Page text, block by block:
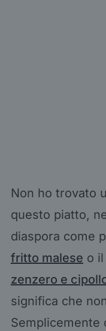
Non ho trovato
questo piatto,
diaspora come
fritto malese o il
zenzero e
significa che
Semplicemente